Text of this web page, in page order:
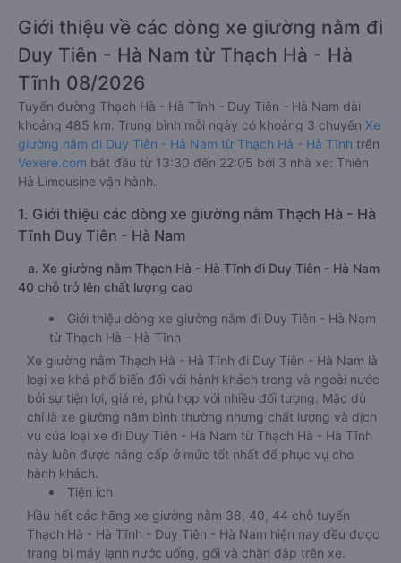
Giới thiệu về các dòng xe giường nằm đi
Duy Tiên - Hà Nam từ Thạch Hà - Hà
Tĩnh 08/2026
Tuyến đường Thạch Hà - Hà Tĩnh - Duy Tiên - Hà Nam dài
khoảng 485 km. Trung bình mỗi ngày có khoảng 3 chuyến Xe
giường nằm đi Duy Tiên - Hà Nam từ Thạch Hà - Hà Tĩnh trên
Vexere.com bắt đầu từ 13:30 đến 22:05 bởi 3 nhà xe: Thiên
Hà Limousine vận hành.
1. Giới thiệu các dòng xe giường nằm Thạch Hà - Hà
Tĩnh Duy Tiên - Hà Nam
a. Xe giường nằm Thạch Hà - Hà Tĩnh đi Duy Tiên - Hà Nam
40 chỗ trở lên chất lượng cao
Giới thiệu dòng xe giường nằm đi Duy Tiên - Hà Nam
từ Thạch Hà - Hà Tĩnh
Xe giường nằm Thạch Hà - Hà Tĩnh đi Duy Tiên - Hà Nam là
loại xe khá phổ biến đối với hành khách trong và ngoài nước
bởi sự tiện lợi, giá rẻ, phù hợp với nhiều đối tượng. Mặc dù
chỉ là xe giường nằm bình thường nhưng chất lượng và dịch
vụ của loại xe đi Duy Tiên - Hà Nam từ Thạch Hà - Hà Tĩnh
này luôn được nâng cấp ở mức tốt nhất để phục vụ cho
hành khách.
Tiện ích
Hầu hết các hãng xe giường nằm 38, 40, 44 chỗ tuyến
Thạch Hà - Hà Tĩnh - Duy Tiên - Hà Nam hiện nay đều được
trang bị máy lạnh nước uống, gối và chăn đắp trên xe.